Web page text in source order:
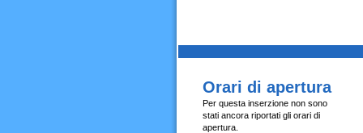
Orari di apertura
Per questa inserzione non sono
stati ancora riportati gli orari di
apertura.